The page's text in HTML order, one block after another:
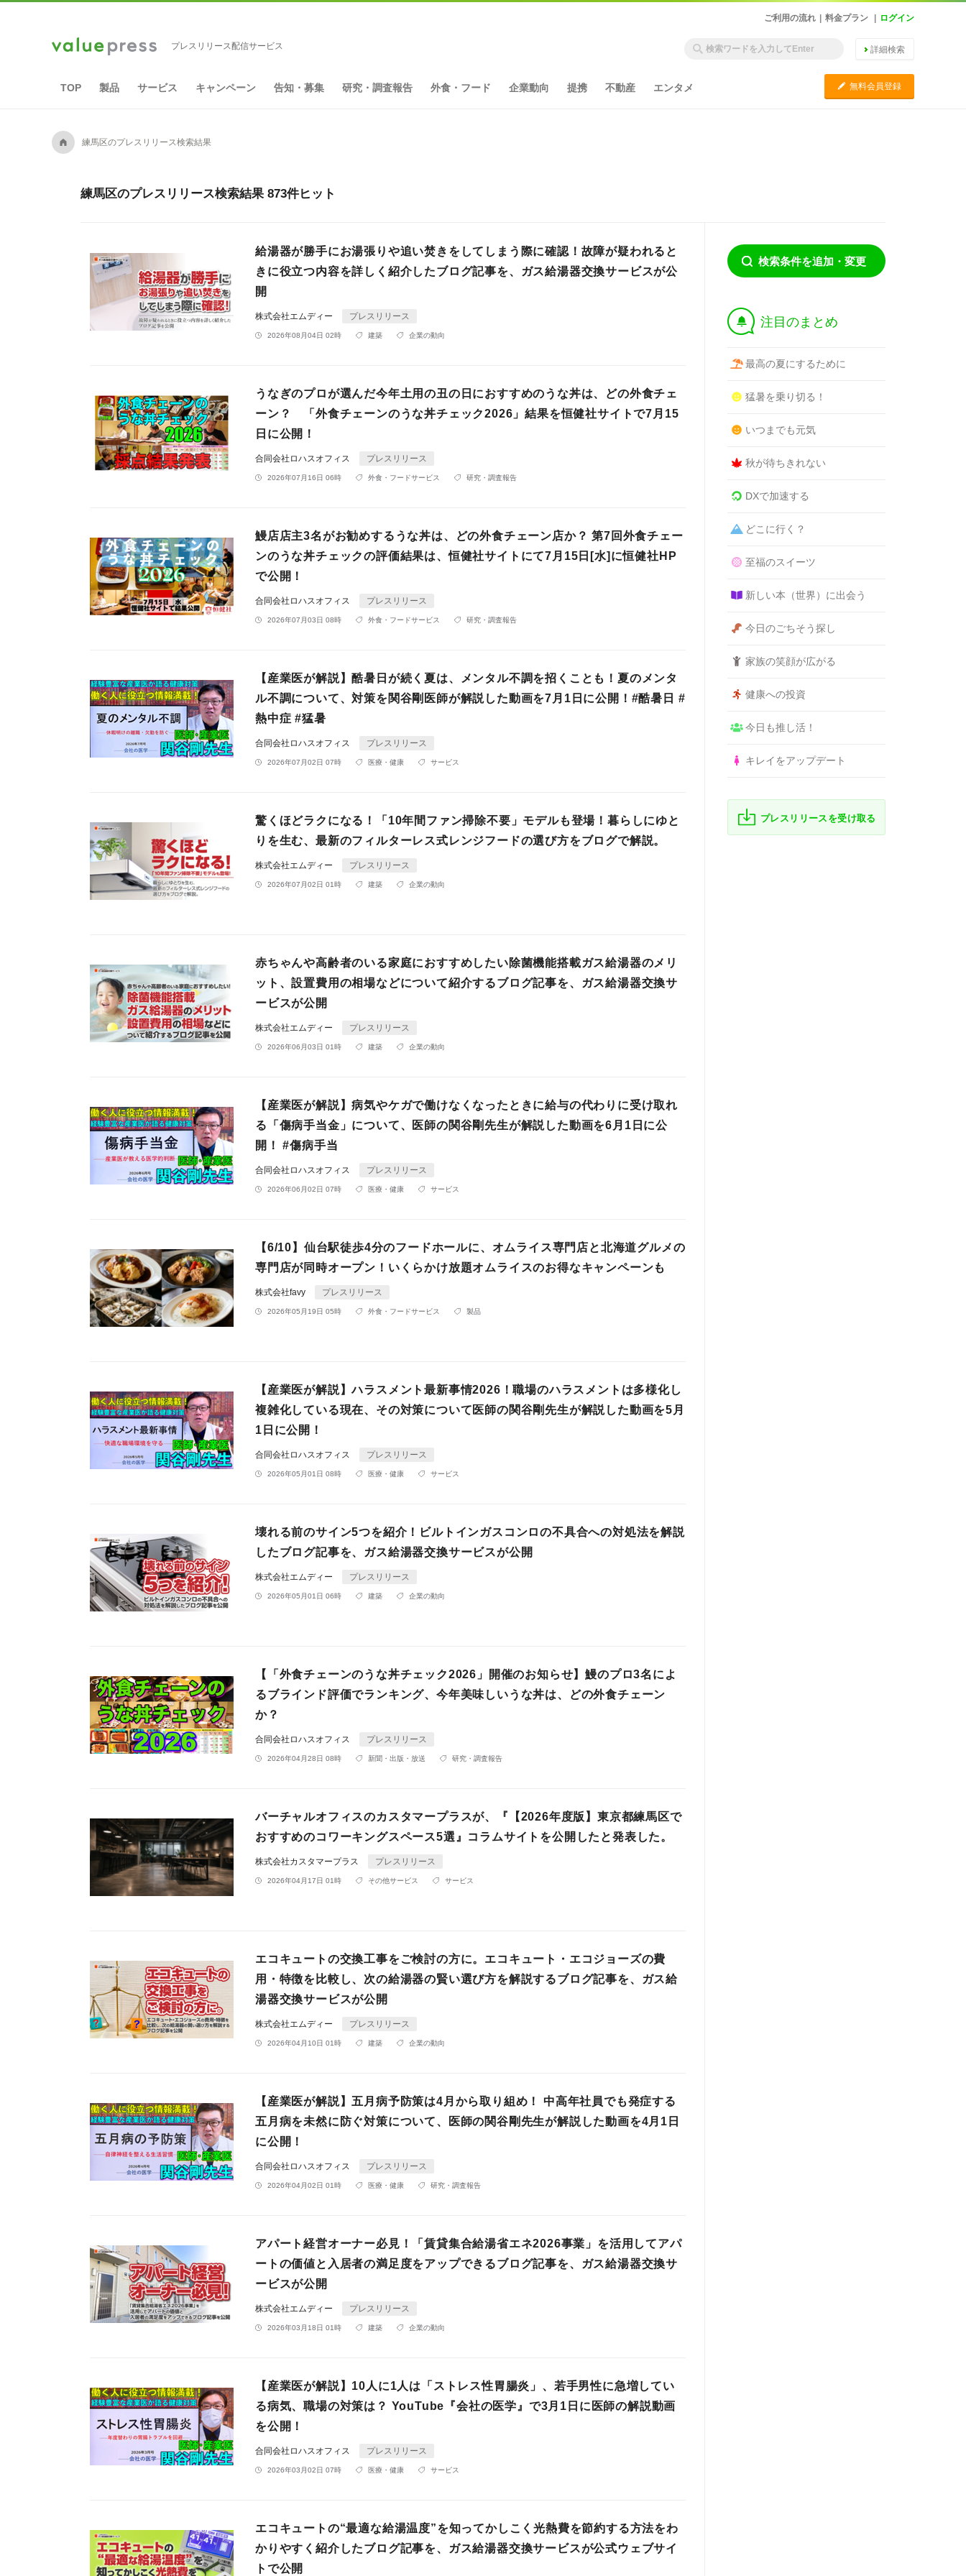
ご利用の流れ 料金プラン ログイン
プレスリリース配信サービス 詳細検索
TOP 製品 サービス キャンペーン 告知・募集 研究・調査報告 外食・フード 企業動向 提携 不動産 エンタメ C 無料会員登録
A 練馬区のプレスリリース検索結果
練馬区のプレスリリース検索結果 873件ヒット
給湯器が勝手にお湯張りや追い焚きをしてしまう際に確認！故障が疑われると
きに役立つ内容を詳しく紹介したブログ記事を、ガス給湯器交換サービスが公
開
株式会社エムディー プレスリリース
2026年08月04日 02時 建築 企業の動向
うなぎのプロが選んだ今年土用の丑の日におすすめのうな丼は、どの外食チェ
ーン？ 「外食チェーンのうな丼チェック2026」結果を恒健社サイトで7月15
日に公開！
合同会社ロハスオフィス プレスリリース
2026年07月16日 06時 外食・フードサービス 研究・調査報告
鰻店店主3名がお勧めするうな丼は、どの外食チェーン店か？ 第7回外食チェー
ンのうな丼チェックの評価結果は、恒健社サイトにて7月15日[水]に恒健社HP
で公開！
合同会社ロハスオフィス プレスリリース
2026年07月03日 08時 外食・フードサービス 研究・調査報告
【産業医が解説】酷暑日が続く夏は、メンタル不調を招くことも！夏のメンタ
ル不調について、対策を関谷剛医師が解説した動画を7月1日に公開！#酷暑日 #
熱中症 #猛暑
合同会社ロハスオフィス プレスリリース
2026年07月02日 07時 医療・健康 サービス
驚くほどラクになる！「10年間ファン掃除不要」モデルも登場！暮らしにゆと
りを生む、最新のフィルターレス式レンジフードの選び方をブログで解説。
株式会社エムディー プレスリリース
2026年07月02日 01時 建築 企業の動向
赤ちゃんや高齢者のいる家庭におすすめしたい除菌機能搭載ガス給湯器のメリ
ット、設置費用の相場などについて紹介するブログ記事を、ガス給湯器交換サ
ービスが公開
株式会社エムディー プレスリリース
2026年06月03日 01時 建築 企業の動向
【産業医が解説】病気やケガで働けなくなったときに給与の代わりに受け取れ
る「傷病手当金」について、医師の関谷剛先生が解説した動画を6月1日に公
開！ #傷病手当
合同会社ロハスオフィス プレスリリース
2026年06月02日 07時 医療・健康 サービス
【6/10】仙台駅徒歩4分のフードホールに、オムライス専門店と北海道グルメの
専門店が同時オープン！いくらかけ放題オムライスのお得なキャンペーンも
株式会社favy プレスリリース
2026年05月19日 05時 外食・フードサービス 製品
【産業医が解説】ハラスメント最新事情2026！職場のハラスメントは多様化し
複雑化している現在、その対策について医師の関谷剛先生が解説した動画を5月
1日に公開！
合同会社ロハスオフィス プレスリリース
2026年05月01日 08時 医療・健康 サービス
壊れる前のサイン5つを紹介！ビルトインガスコンロの不具合への対処法を解説
したブログ記事を、ガス給湯器交換サービスが公開
株式会社エムディー プレスリリース
2026年05月01日 06時 建築 企業の動向
【「外食チェーンのうな丼チェック2026」開催のお知らせ】鰻のプロ3名によ
るブラインド評価でランキング、今年美味しいうな丼は、どの外食チェーン
か？
合同会社ロハスオフィス プレスリリース
2026年04月28日 08時 新聞・出版・放送 研究・調査報告
バーチャルオフィスのカスタマープラスが、『【2026年度版】東京都練馬区で
おすすめのコワーキングスペース5選』コラムサイトを公開したと発表した。
株式会社カスタマープラス プレスリリース
2026年04月17日 01時 その他サービス サービス
エコキュートの交換工事をご検討の方に。エコキュート・エコジョーズの費
用・特徴を比較し、次の給湯器の賢い選び方を解説するブログ記事を、ガス給
湯器交換サービスが公開
株式会社エムディー プレスリリース
2026年04月10日 01時 建築 企業の動向
【産業医が解説】五月病予防策は4月から取り組め！ 中高年社員でも発症する
五月病を未然に防ぐ対策について、医師の関谷剛先生が解説した動画を4月1日
に公開！
合同会社ロハスオフィス プレスリリース
2026年04月02日 01時 医療・健康 研究・調査報告
アパート経営オーナー必見！「賃貸集合給湯省エネ2026事業」を活用してアパ
ートの価値と入居者の満足度をアップできるブログ記事を、ガス給湯器交換サ
ービスが公開
株式会社エムディー プレスリリース
2026年03月18日 01時 建築 企業の動向
【産業医が解説】10人に1人は「ストレス性胃腸炎」、若手男性に急増してい
る病気、職場の対策は？ YouTube『会社の医学』で3月1日に医師の解説動画
を公開！
合同会社ロハスオフィス プレスリリース
2026年03月02日 07時 医療・健康 サービス
エコキュートの“最適な給湯温度”を知ってかしこく光熱費を節約する方法をわ
かりやすく紹介したブログ記事を、ガス給湯器交換サービスが公式ウェブサイ
トで公開
検索条件を追加・変更
† 注目のまとめ
最高の夏にするために
猛暑を乗り切る！
いつまでも元気
秋が待ちきれない
DXで加速する
どこに行く？
至福のスイーツ
新しい本（世界）に出会う
今日のごちそう探し
家族の笑顔が広がる
健康への投資
今日も推し活！
キレイをアップデート
プレスリリースを受け取る